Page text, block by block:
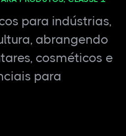
para indústrias,
abrangendo
cosméticos e
para